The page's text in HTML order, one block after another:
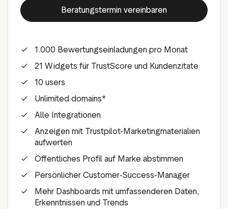
Beratungstermin vereinbaren
1.000 Bewertungseinladungen pro Monat
21 Widgets für TrustScore und Kundenzitate
10 users
Unlimited domains*
Alle Integrationen
Anzeigen mit Trustpilot-Marketingmaterialien
aufwerten
Öffentliches Profil auf Marke abstimmen
Persönlicher Customer-Success-Manager
Mehr Dashboards mit umfassenderen Daten,
Erkenntnissen und Trends